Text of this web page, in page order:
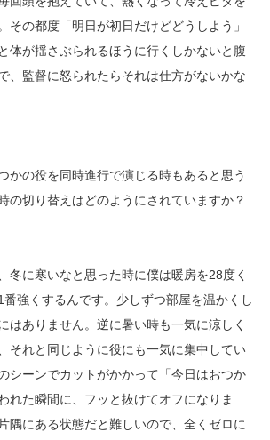
その都度「明日が初日だけどどうしよう」
体が揺さぶられるほうに行くしかないと腹
、監督に怒られたらそれは仕方がないかな
かの役を同時進行で演じる時もあると思う
の切り替えはどのようにされていますか？
冬に寒いなと思った時に僕は暖房を28度く
番強くするんです。少しずつ部屋を温かくし
はありません。逆に暑い時も一気に涼しく
それと同じように役にも一気に集中してい
シーンでカットがかかって「今日はおつか
れた瞬間に、フッと抜けてオフになりま
隅にある状態だと難しいので、全くゼロに